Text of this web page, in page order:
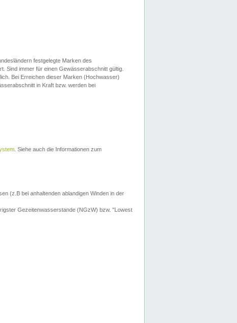
festgelegte Marken des
Sind immer für einen Gewässerabschnitt gültig.
Bei Erreichen dieser Marken (Hochwasser)
in Kraft bzw. werden bei
. Siehe auch die Informationen zum
(z.B bei anhaltenden ablandigen Winden in der
Gezeitenwasserstande (NGzW) bzw. "Lowest